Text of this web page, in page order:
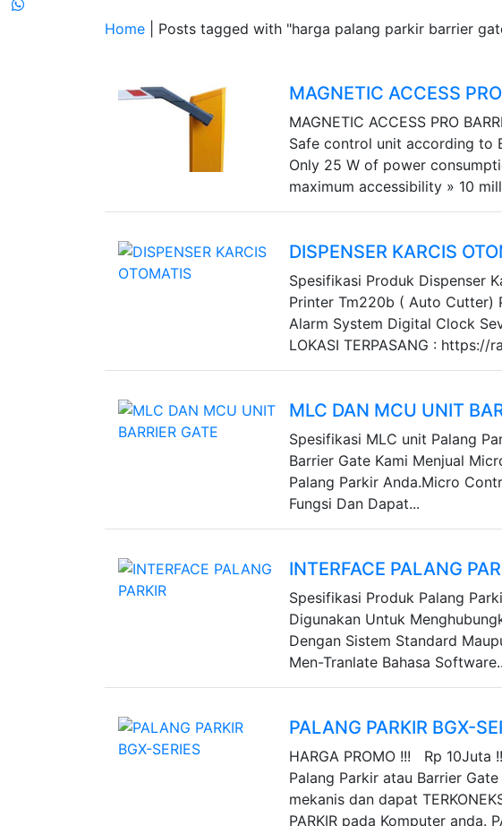
Home | Posts tagged with "harga palang parkir barrier
MAGNETIC ACCESS PRO
MAGNETIC ACCESS PRO
Safe control unit according to
Only 25 W of power
maximum accessibility » 10
DISPENSER KARCIS
Spesifikasi Produk Dispenser
Printer Tm220b ( Auto Cutter)
Alarm System Digital Clock
LOKASI TERPASANG :
MLC DAN MCU UNIT
Spesifikasi MLC unit Palang
Barrier Gate Kami Menjual
Palang Parkir Anda.Micro
Fungsi Dan Dapat...
INTERFACE PALANG
Spesifikasi Produk Palang
Digunakan Untuk
Dengan Sistem Standard
Men-Tranlate Bahasa
PALANG PARKIR BGX-
HARGA PROMO !!! Rp 10Juta
Palang Parkir atau Barrier
mekanis dan dapat
PARKIR pada Komputer anda.